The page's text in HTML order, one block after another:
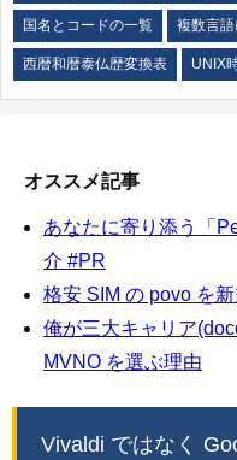
国名とコードの一覧 複数言
西暦和暦泰仏歴変換表 UNIX
オススメ記事
あなたに寄り添う「
介 #PR
格安 SIM の povo を
俺が三大キャリア
MVNO を選ぶ理由
Vivaldi ではなく